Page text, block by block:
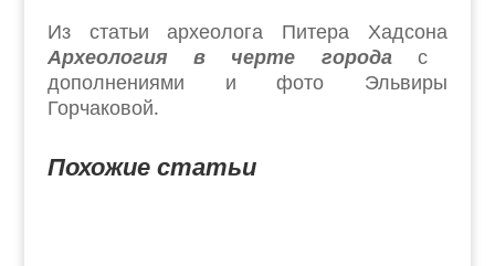
Из статьи археолога Питера Хадсона
Археология в черте городас
дополнениями и фото Эльвиры
Горчаковой.
Похожие статьи